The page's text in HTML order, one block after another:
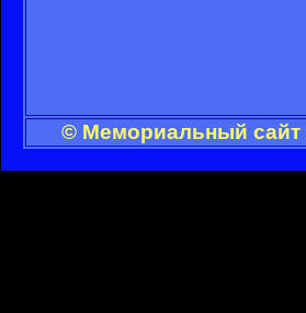
© Мемориальный сайт